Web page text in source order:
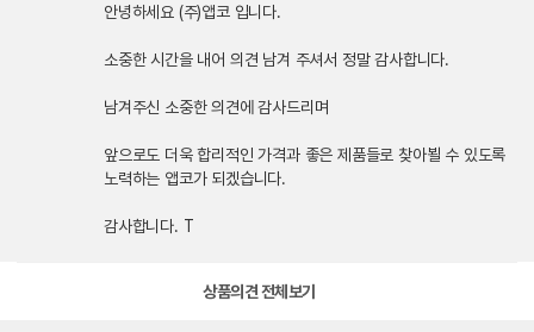
안녕하세요 (주)앱코 입니다.
소중한 시간을 내어 의견 남겨 주셔서 정말 감사합니다.
남겨주신 소중한 의견에 감사드리며
앞으로도 더욱 합리적인 가격과 좋은 제품들로 찾아뵐 수 있도록
노력하는 앱코가 되겠습니다.
감사합니다. T
상품의견 전체보기